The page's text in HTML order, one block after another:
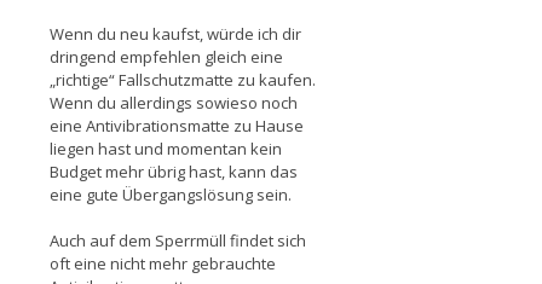
Wenn du neu kaufst, würde ich dir
dringend empfehlen gleich eine
„richtige“ Fallschutzmatte zu kaufen.
Wenn du allerdings sowieso noch
eine Antivibrationsmatte zu Hause
liegen hast und momentan kein
Budget mehr übrig hast, kann das
eine gute Übergangslösung sein.
Auch auf dem Sperrmüll findet sich
oft eine nicht mehr gebrauchte